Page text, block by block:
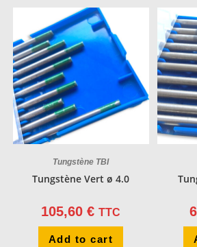
Tungstène TBI
Tungstène Vert ø 4.0
105,60€ TTC
Add to cart